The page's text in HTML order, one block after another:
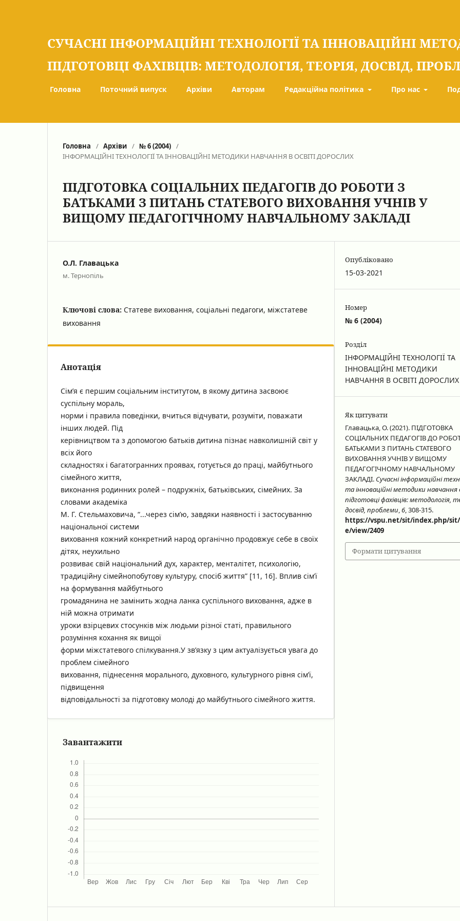
СУЧАСНІ ІНФОРМАЦІЙНІ ТЕХНОЛОГІЇ ТА ІННОВАЦІЙНІ
ПІДГОТОВЦІ ФАХІВЦІВ: МЕТОДОЛОГІЯ, ТЕОРІЯ, ДОСВІД,
Головна Поточний випуск Архіви Авторам Редакційна політика Про нас
Головна / Архіви / № 6 (2004) /
ІНФОРМАЦІЙНІ ТЕХНОЛОГІЇ ТА ІННОВАЦІЙНІ МЕТОДИКИ НАВЧАННЯ В ОСВІТІ ДОРОСЛИХ
ПІДГОТОВКА СОЦІАЛЬНИХ ПЕДАГОГІВ ДО РОБОТИ З
БАТЬКАМИ З ПИТАНЬ СТАТЕВОГО ВИХОВАННЯ УЧНІВ У
ВИЩОМУ ПЕДАГОГІЧНОМУ НАВЧАЛЬНОМУ ЗАКЛАДІ
О.Л. Главацька
м. Тернопіль
Ключові слова: Статеве виховання, соціальні педагоги, міжстатеве
виховання
Анотація
Сім’я є першим соціальним інститутом, в якому дитина засвоює
суспільну мораль,
норми і правила поведінки, вчиться відчувати, розуміти, поважати
інших людей. Під
керівництвом та з допомогою батьків дитина пізнає навколишній світ у
всіх його
складностях і багатогранних проявах, готується до праці, майбутнього
сімейного життя,
виконання родинних ролей – подружніх, батьківських, сімейних. За
словами академіка
М. Г. Стельмаховича, “...через сім’ю, завдяки наявності і застосуванню
національної системи
виховання кожний конкретний народ органічно продовжує себе в своїх
дітях, неухильно
розвиває свій національний дух, характер, менталітет, психологію,
традиційну сімейнопобутову культуру, спосіб життя” [11, 16]. Вплив сім’ї
на формування майбутнього
громадянина не замінить жодна ланка суспільного виховання, адже в
ній можна отримати
уроки взірцевих стосунків між людьми різної статі, правильного
розуміння кохання як вищої
форми міжстатевого спілкування.У зв’язку з цим актуалізується увага до
проблем сімейного
виховання, піднесення морального, духовного, культурного рівня сім’ї,
підвищення
відповідальності за підготовку молоді до майбутнього сімейного життя.
Завантажити
Опубліковано
15-03-2021
Номер
№ 6 (2004)
Розділ
ІНФОРМАЦІЙНІ ТЕХНОЛОГІЇ ТА
ІННОВАЦІЙНІ МЕТОДИКИ
НАВЧАННЯ В ОСВІТІ ДОРОСЛИХ
Як цитувати
Главацька, О. (2021). ПІДГОТОВКА
СОЦІАЛЬНИХ ПЕДАГОГІВ ДО
БАТЬКАМИ З ПИТАНЬ СТАТЕВОГО
ВИХОВАННЯ УЧНІВ У ВИЩОМУ
ПЕДАГОГІЧНОМУ НАВЧАЛЬНОМУ
ЗАКЛАДІ. Сучасні інформаційні
та інноваційні методики навчання
підготовці фахівців: методологія,
досвід, проблеми,6, 308-315.
https://vspu.net/sit/index.php/
e/view/2409
Формати цитування